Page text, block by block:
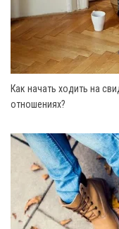
Как начать ходить на
отношениях?